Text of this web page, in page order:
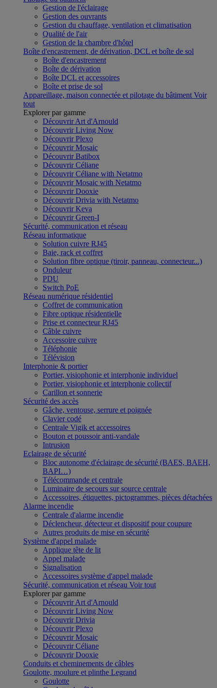
Gestion de l'éclairage
Gestion des ouvrants
Gestion du chauffage, ventilation et climatisation
Qualité de l'air
Gestion de la chambre d'hôtel
Boîte d'encastrement, de dérivation, DCL et boîte de sol
Boîte d'encastrement
Boîte de dérivation
Boîte DCL et accessoires
Boîte et prise de sol
Appareillage, maison connectée et pilotage du bâtiment Voir
tout
Explorer par gamme
Découvrir Art d'Arnould
Découvrir Living Now
Découvrir Plexo
Découvrir Mosaic
Découvrir Batibox
Découvrir Céliane
Découvrir Céliane with Netatmo
Découvrir Mosaic with Netatmo
Découvrir Dooxie
Découvrir Drivia with Netatmo
Découvrir Keva
Découvrir Green-I
Sécurité, communication et réseau
Réseau informatique
Solution cuivre RJ45
Baie, rack et coffret
Solution fibre optique (tiroir, panneau, connecteur...)
Onduleur
PDU
Switch PoE
Réseau numérique résidentiel
Coffret de communication
Fibre optique résidentielle
Prise et connecteur RJ45
Câble cuivre
Accessoire cuivre
Téléphonie
Télévision
Interphonie & portier
Portier, visiophonie et interphonie individuel
Portier, visiophonie et interphonie collectif
Carillon et sonnerie
Sécurité des accès
Gâche, ventouse, serrure et poignée
Clavier codé
Centrale Vigik et accessoires
Bouton et poussoir anti-vandale
Intrusion
Eclairage de sécurité
Bloc autonome d'éclairage de sécurité (BAES, BAEH,
BAPI…)
Télécommande et centrale
Luminaire de secours sur source centrale
Accessoires, étiquettes, pictogrammes, pièces détachées
Alarme incendie
Centrale d'alarme incendie
Déclencheur, détecteur et dispositif pour coupure
Autres produits de mise en sécurité
Système d'appel malade
Applique tête de lit
Appel malade
Signalisation
Accessoires système d'appel malade
Sécurité, communication et réseau Voir tout
Explorer par gamme
Découvrir Art d'Arnould
Découvrir Living Now
Découvrir Drivia
Découvrir Plexo
Découvrir Mosaic
Découvrir Céliane
Découvrir Dooxie
Conduits et cheminements de câbles
Goulotte, moulure et plinthe Legrand
Goulotte